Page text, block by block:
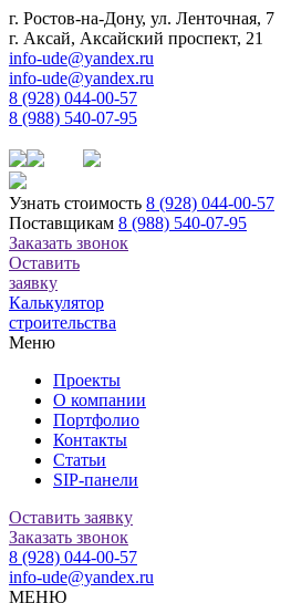
г. Ростов-на-Дону, ул. Ленточная, 7
г. Аксай, Аксайский проспект, 21
info-ude@yandex.ru
info-ude@yandex.ru
8 (928) 044-00-57
8 (988) 540-07-95
Узнать стоимость 8 (928) 044-00-57
Поставщикам 8 (988) 540-07-95
Заказать звонок
Оставить
заявку
Калькулятор
строительства
Меню
Проекты
О компании
Портфолио
Контакты
Статьи
SIP-панели
Оставить заявку
Заказать звонок
8 (928) 044-00-57
info-ude@yandex.ru
МЕНЮ